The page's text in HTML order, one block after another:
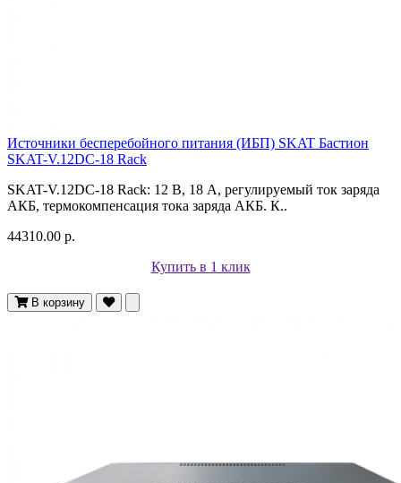
Источники бесперебойного питания (ИБП) SKAT Бастион
SKAT-V.12DC-18 Rack
SKAT-V.12DC-18 Rack: 12 В, 18 А, регулируемый ток заряда
АКБ, термокомпенсация тока заряда АКБ. К..
44310.00 р.
Купить в 1 клик
В корзину